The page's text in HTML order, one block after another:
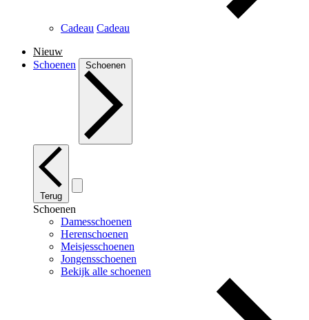
Cadeau Cadeau
Nieuw
Schoenen
Schoenen
Terug
Schoenen
Damesschoenen
Herenschoenen
Meisjesschoenen
Jongensschoenen
Bekijk alle schoenen